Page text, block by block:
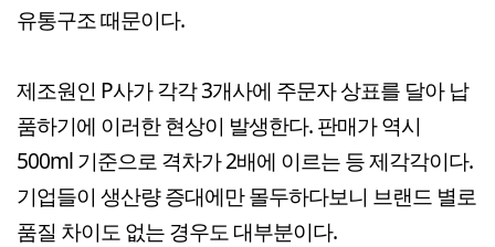
유통구조 때문이다.
제조원인 P사가 각각 3개사에 주문자 상표를 달아 납
품하기에 이러한 현상이 발생한다. 판매가 역시
500ml 기준으로 격차가 2배에 이르는 등 제각각이다.
기업들이 생산량 증대에만 몰두하다보니 브랜드 별로
품질 차이도 없는 경우도 대부분이다.